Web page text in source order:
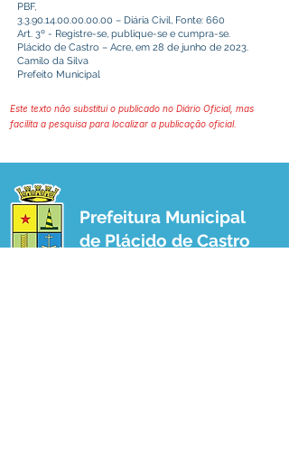
PBF,
3.3.90.14.00.00.00.00 – Diária Civil, Fonte: 660
Art. 3º - Registre-se, publique-se e cumpra-se.
Plácido de Castro – Acre, em 28 de junho de 2023.
Camilo da Silva
Prefeito Municipal
Este texto não substitui o publicado no Diário Oficial, mas
facilita a pesquisa para localizar a publicação oficial.
Prefeitura Municipal
de Plácido de Castro